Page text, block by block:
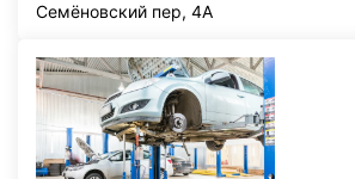
Семёновский пер, 4А